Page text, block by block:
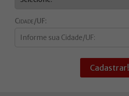
Cidade/UF:
Cadastrar!